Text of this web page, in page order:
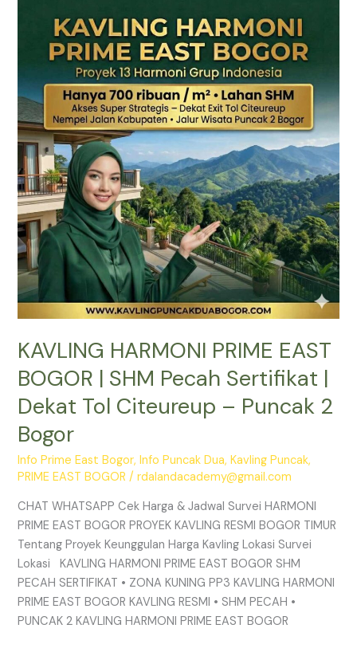
KAVLING HARMONI PRIME EAST
BOGOR | SHM Pecah Sertifikat |
Dekat Tol Citeureup – Puncak 2
Bogor
Info Prime East Bogor,Info Puncak Dua,Kavling Puncak,
PRIME EAST BOGOR /rdalandacademy@gmail.com
CHAT WHATSAPP Cek Harga & Jadwal Survei HARMONI
PRIME EAST BOGOR PROYEK KAVLING RESMI BOGOR TIMUR
Tentang Proyek Keunggulan Harga Kavling Lokasi Survei
Lokasi KAVLING HARMONI PRIME EAST BOGOR SHM
PECAH SERTIFIKAT • ZONA KUNING PP3 KAVLING HARMONI
PRIME EAST BOGOR KAVLING RESMI • SHM PECAH •
PUNCAK 2 KAVLING HARMONI PRIME EAST BOGOR
HARMONI
BOGOR
|
SHM
Pecah
Sertifikat
|
Dekat
Tol
Citeureup
–
Puncak
2